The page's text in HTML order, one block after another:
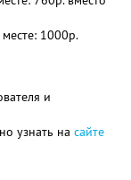
1000р.
и
узнать на сайте